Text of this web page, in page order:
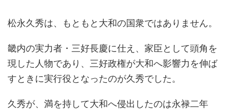
松永久秀は、もともと大和の国衆ではありません。
畿内の実力者・三好長慶に仕え、家臣として頭角を
現した人物であり、三好政権が大和へ影響力を伸ば
すときに実行役となったのが久秀でした。
久秀が、満を持して大和へ侵出したのは永禄二年